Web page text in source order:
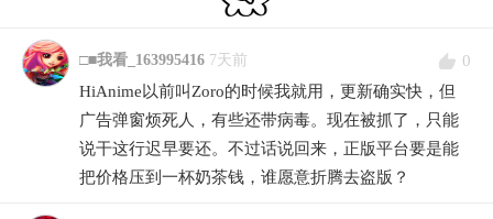
□■我看_163995416 7天前
0
HiAnime以前叫Zoro的时候我就用，更新确实快，但
广告弹窗烦死人，有些还带病毒。现在被抓了，只能
说干这行迟早要还。不过话说回来，正版平台要是能
把价格压到一杯奶茶钱，谁愿意折腾去盗版？